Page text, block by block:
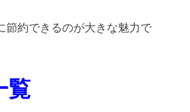
節約できるのが大きな魅力で
覧